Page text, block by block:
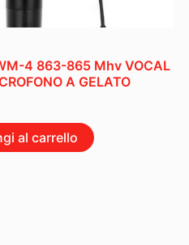
4 863-865 Mhv VOCAL
A GELATO
al carrello